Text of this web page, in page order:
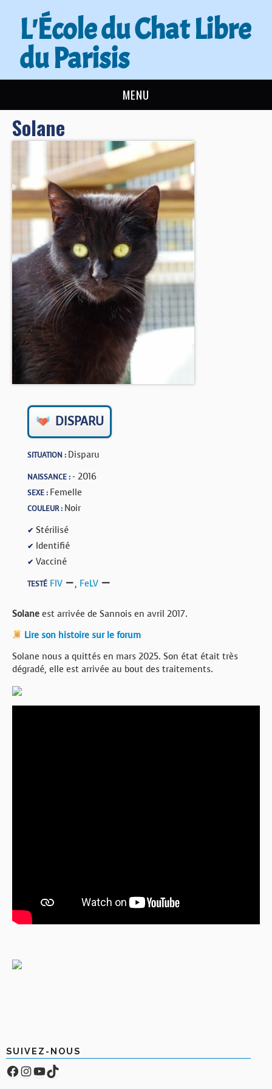
L'École du Chat Libre
du Parisis
MENU
L’ÉCOLE DU CHAT
ACTUALITÉS
ADOPTER
NOUS AIDER
CONTACT
BOUTIQUE
FORUM
Solane
DISPARU
SITUATION : Disparu
NAISSANCE :- 2016
SEXE : Femelle
COULEUR : Noir
✔ Stérilisé
✔ Identifié
✔ Vacciné
TESTÉ FIV , FeLV
Solane est arrivée de Sannois en avril 2017.
Lire son histoire sur le forum
Solane nous a quittés en mars 2025. Son état était très
dégradé, elle est arrivée au bout des traitements.
SUIVEZ-NOUS
Facebook
Compte Instagram
YouTube
TikTok